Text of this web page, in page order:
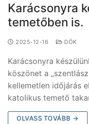
Karácsonyra
temetőben is.
2025-12-16 DÖK
Karácsonyra
köszönet a
kellemetlen időjárás
katolikus temető
OLVASS TOVÁBB →